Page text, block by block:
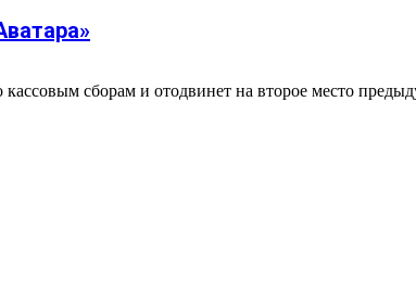
сборам и отодвинет на второе место